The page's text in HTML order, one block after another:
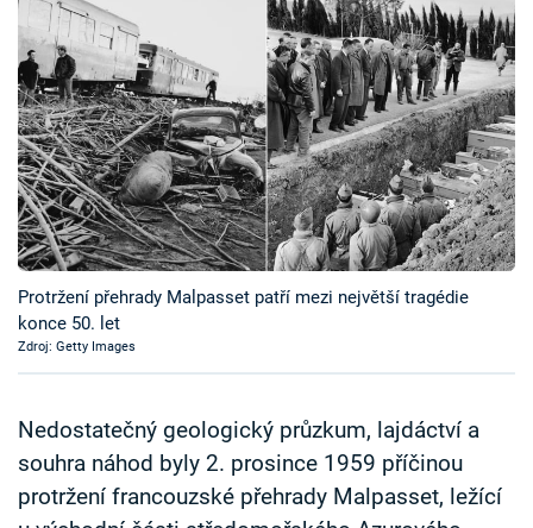
Pořady
TV Program
Časopis
Sledujte prima+
Přihlášení
Protržení přehrady Malpasset patří mezi největší tragédie
konce 50. let
Zdroj: Getty Images
Nedostatečný geologický průzkum, lajdáctví a
souhra náhod byly 2. prosince 1959 příčinou
protržení francouzské přehrady Malpasset, ležící